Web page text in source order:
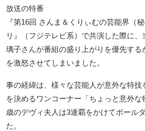
放送の特番
『第16回 さんま＆くりぃむの芸能界（
リ』（フジテレビ系）で共演した際に
璃子さんが番組の盛り上がりを優先する
を激怒させてしまいました。
事の経緯は、様々な芸能人が意外な特技
を決めるワンコーナー「ちょっと意外
歳のデヴィ夫人は3連覇をかけてポール
た。